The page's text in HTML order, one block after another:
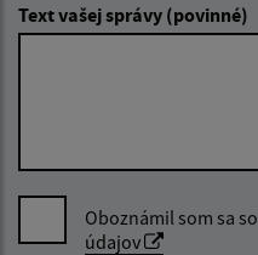
Text vašej správy (povinné)
Oboznámil som sa so
údajov